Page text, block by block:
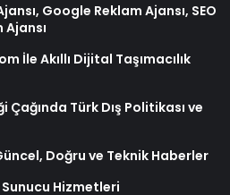
Google Reklam Ajansı, SEO
Ajansı
İle Akıllı Dijital Taşımacılık
Çağında Türk Dış Politikası ve
Doğru ve Teknik Haberler
Hizmetleri